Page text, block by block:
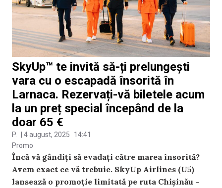
SkyUp™ te invită să-ți prelungești
vara cu o escapadă însorită în
Larnaca. Rezervați-vă biletele acum
la un preț special începând de la
doar 65 €
P. 4 august, 2025
14:41
Promo
Încă vă gândiți să evadați către marea însorită?
Avem exact ce vă trebuie. SkyUp Airlines (U5)
lansează o promoție limitată pe ruta Chișinău –